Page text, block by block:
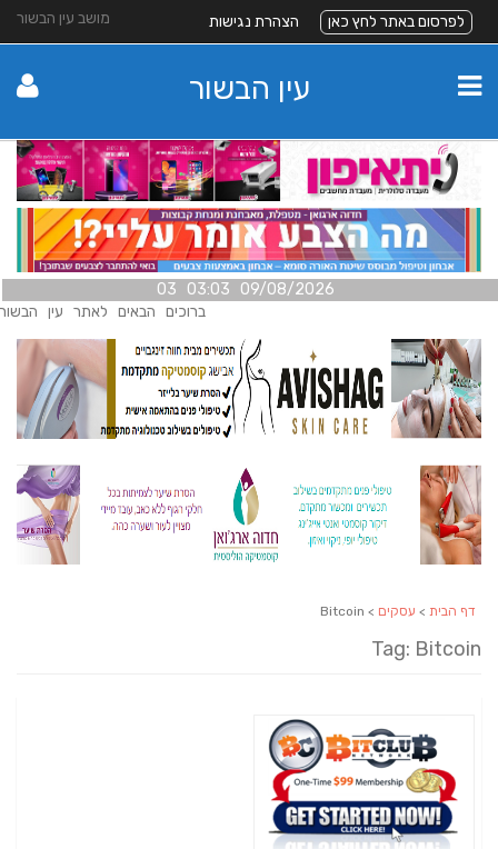
מושב עין הבשור לפרסום באתר לחץ כאן הצהרת נגישות
עין הבשור
09/08/2026 03:03 03
ברוכים הבאים לאתר עין הבשור
דף הבית > עסקים > Bitcoin
Tag: Bitcoin